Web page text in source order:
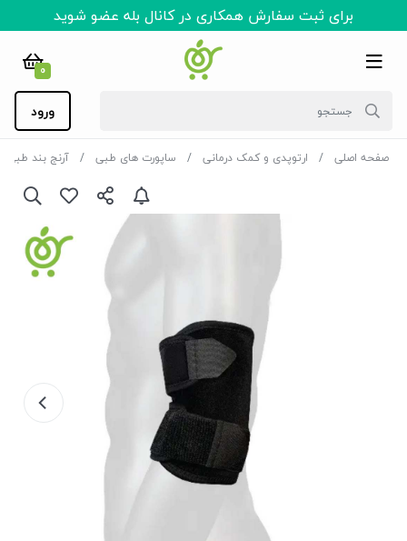
برای ثبت سفارش همکاری در کانال بله عضو شوید
0
ورود
صفحه اصلی ارتوپدی و کمک درمانی ساپورت های طبی آرنج بند طبی